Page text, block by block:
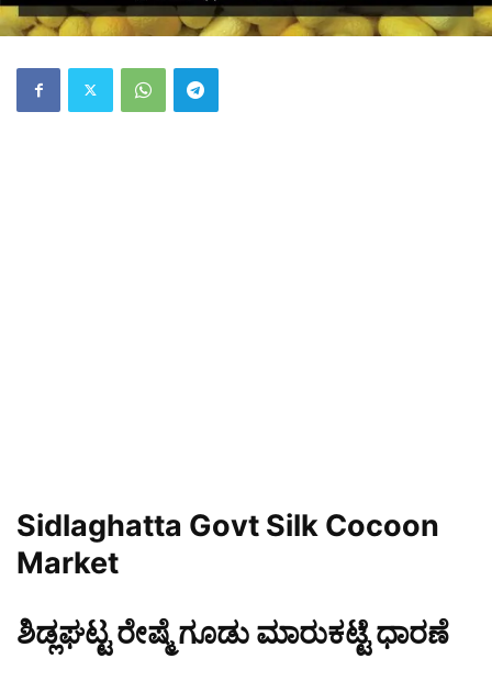
Sidlaghatta Govt Silk Cocoon
Market
ಶಿಡ್ಲಘಟ್ಟ ರೇಷ್ಮೆ ಗೂಡು ಮಾರುಕಟ್ಟೆ ಧಾರಣೆ